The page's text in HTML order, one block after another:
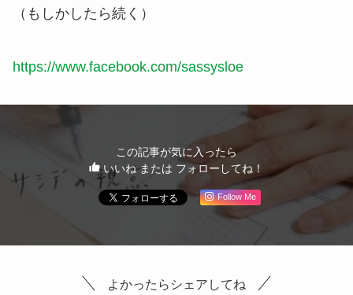
（もしかしたら続く）
https://www.facebook.com/sassysloe
この記事が気に入ったら
いいね または フォローしてね！
Follow Me
よかったらシェアしてね